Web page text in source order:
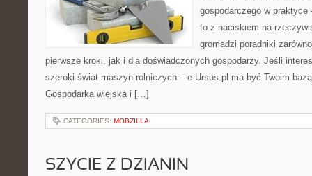
gospodarczego w
to z naciskiem na
gromadzi poradniki
pierwsze kroki, jak i dla doświadczonych gospodarzy. Jeśli
szeroki świat maszyn rolniczych – e-Ursus.pl ma być Twoim
Gospodarka wiejska i […]
CATEGORIES: MOBZILLA
SZYCIE Z DZIANIN